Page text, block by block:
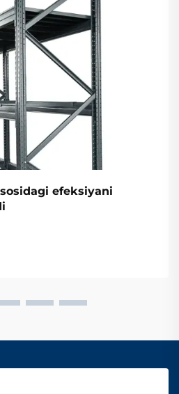
efeksiyani